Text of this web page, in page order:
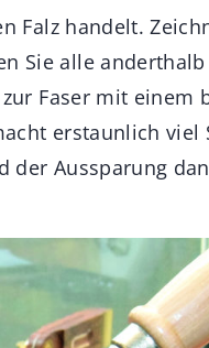
Falz handelt.
Sie alle
Faser mit einem
erstaunlich viel
der Aussparung